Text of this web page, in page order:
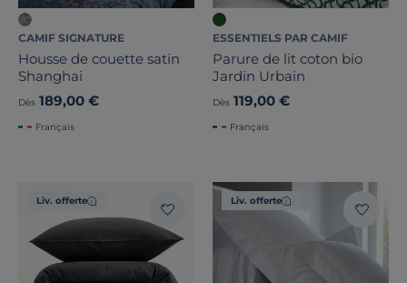
CAMIF SIGNATURE
Housse de couette satin
Shanghai
Dès 189,00 €
Français
ESSENTIELS PAR CAMIF
Parure de lit coton bio
Jardin Urbain
Dès 119,00 €
Français
Liv. offerte Liv. offerte